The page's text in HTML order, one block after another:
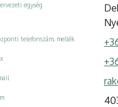
egység
telefonszám, mellék